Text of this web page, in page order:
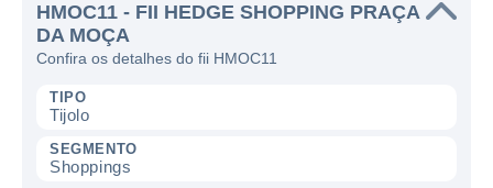
HMOC11 - FII HEDGE SHOPPING PRAÇA
DA MOÇA
Confira os detalhes do fii HMOC11
TIPO
Tijolo
SEGMENTO
Shoppings